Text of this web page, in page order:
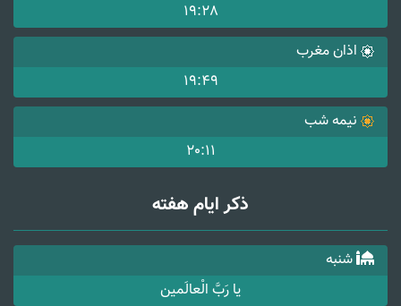
19:28
اذان مغرب
19:49
نیمه شب
20:11
ذکر ایام هفته
شنبه
یا رَبَّ الْعالَمین